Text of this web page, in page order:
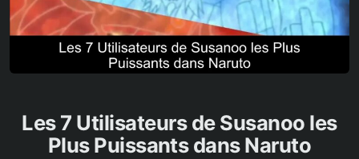
Les 7 Utilisateurs de Susanoo les
Plus Puissants dans Naruto